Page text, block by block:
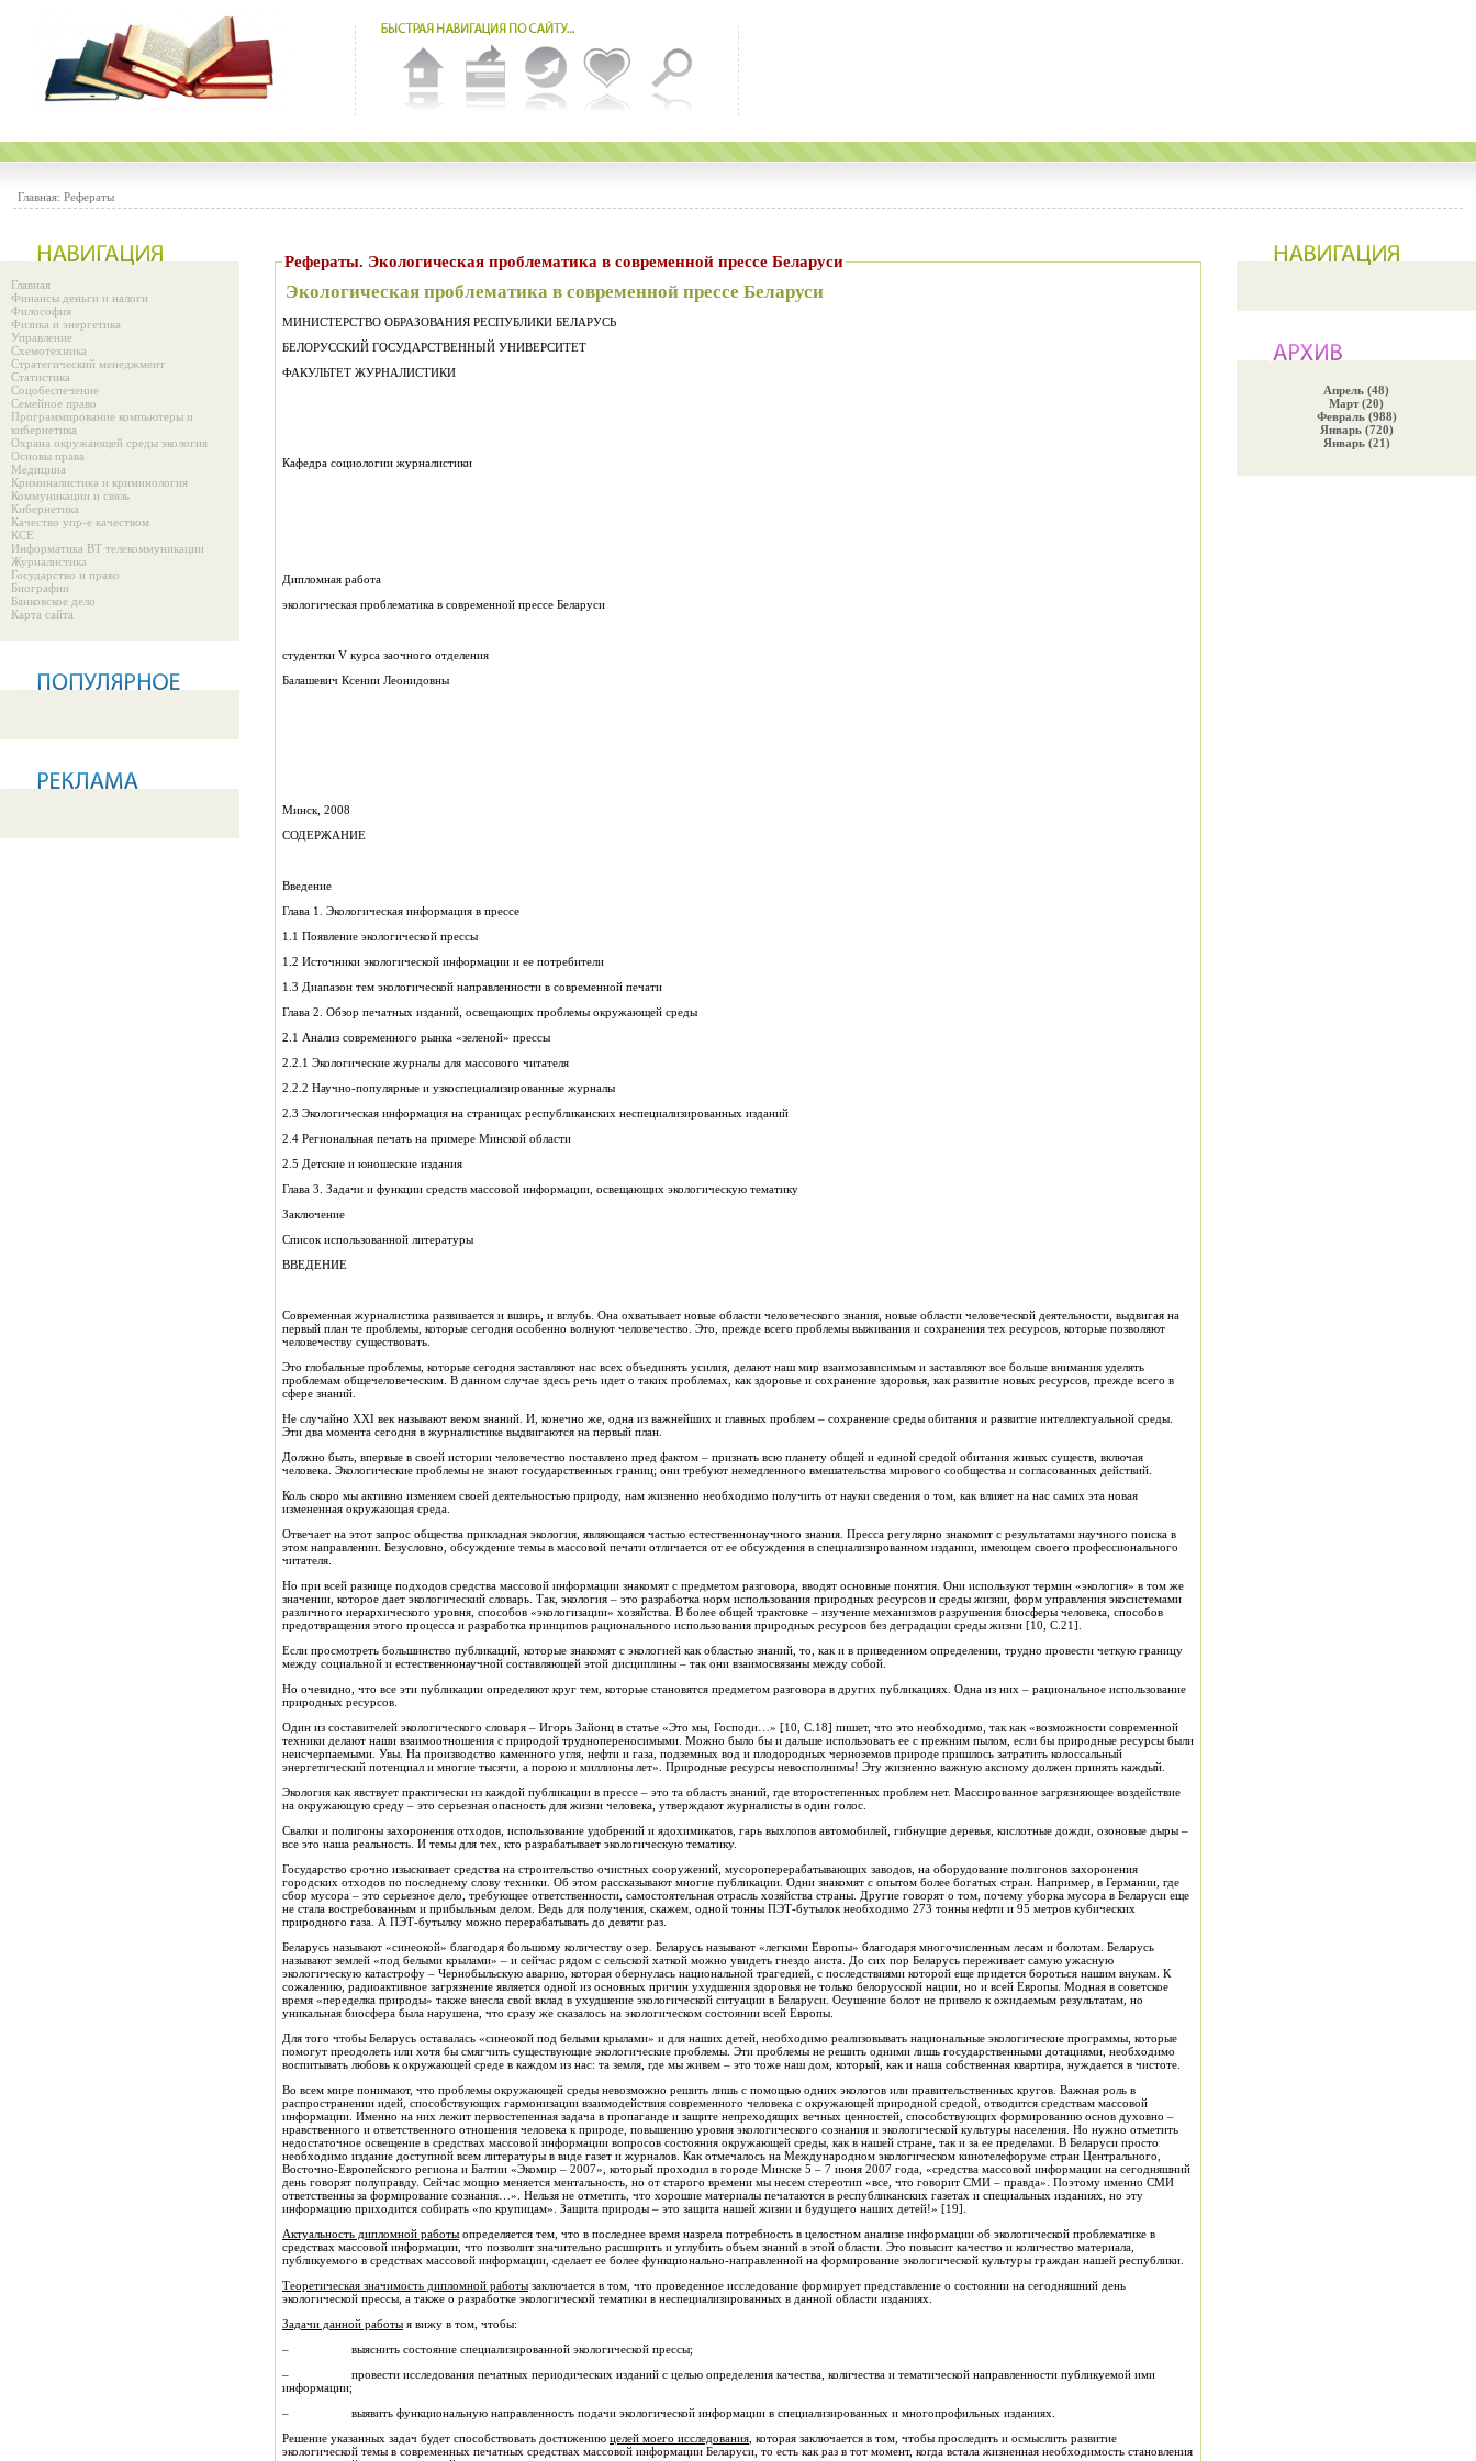
Главная: Рефераты
Главная
Финансы деньги и налоги
Философия
Физика и энергетика
Управление
Схемотехника
Стратегический менеджмент
Статистика
Соцобеспечение
Семейное право
Программирование компьютеры и
кибернетика
Охрана окружающей среды экология
Основы права
Медицина
Криминалистика и криминология
Коммуникации и связь
Кибернетика
Качество упр-е качеством
КСЕ
Информатика ВТ телекоммуникации
Журналистика
Государство и право
Биографии
Банковское дело
Карта сайта
Рефераты. Экологическая проблематика в современной прессе Беларуси
Экологическая проблематика в современной прессе Беларуси
МИНИСТЕРСТВО ОБРАЗОВАНИЯ РЕСПУБЛИКИ БЕЛАРУСЬ
БЕЛОРУССКИЙ ГОСУДАРСТВЕННЫЙ УНИВЕРСИТЕТ
ФАКУЛЬТЕТ ЖУРНАЛИСТИКИ
Кафедра социологии журналистики
Дипломная работа
экологическая проблематика в современной прессе Беларуси
студентки V курса заочного отделения
Балашевич Ксении Леонидовны
Минск, 2008
СОДЕРЖАНИЕ
Введение
Глава 1. Экологическая информация в прессе
1.1 Появление экологической прессы
1.2 Источники экологической информации и ее потребители
1.3 Диапазон тем экологической направленности в современной печати
Глава 2. Обзор печатных изданий, освещающих проблемы окружающей среды
2.1 Анализ современного рынка «зеленой» прессы
2.2.1 Экологические журналы для массового читателя
2.2.2 Научно-популярные и узкоспециализированные журналы
2.3 Экологическая информация на страницах республиканских неспециализированных изданий
2.4 Региональная печать на примере Минской области
2.5 Детские и юношеские издания
Глава 3. Задачи и функции средств массовой информации, освещающих экологическую тематику
Заключение
Список использованной литературы
ВВЕДЕНИЕ
Современная журналистика развивается и вширь, и вглубь. Она охватывает новые области человеческого знания, новые области человеческой деятельности, выдвигая на
первый план те проблемы, которые сегодня особенно волнуют человечество. Это, прежде всего проблемы выживания и сохранения тех ресурсов, которые позволяют
человечеству существовать.
Это глобальные проблемы, которые сегодня заставляют нас всех объединять усилия, делают наш мир взаимозависимым и заставляют все больше внимания уделять
проблемам общечеловеческим. В данном случае здесь речь идет о таких проблемах, как здоровье и сохранение здоровья, как развитие новых ресурсов, прежде всего в
сфере знаний.
Не случайно ХХІ век называют веком знаний. И, конечно же, одна из важнейших и главных проблем – сохранение среды обитания и развитие интеллектуальной среды.
Эти два момента сегодня в журналистике выдвигаются на первый план.
Должно быть, впервые в своей истории человечество поставлено пред фактом – признать всю планету общей и единой средой обитания живых существ, включая
человека. Экологические проблемы не знают государственных границ; они требуют немедленного вмешательства мирового сообщества и согласованных действий.
Коль скоро мы активно изменяем своей деятельностью природу, нам жизненно необходимо получить от науки сведения о том, как влияет на нас самих эта новая
измененная окружающая среда.
Отвечает на этот запрос общества прикладная экология, являющаяся частью естественнонаучного знания. Пресса регулярно знакомит с результатами научного поиска в
этом направлении. Безусловно, обсуждение темы в массовой печати отличается от ее обсуждения в специализированном издании, имеющем своего профессионального
читателя.
Но при всей разнице подходов средства массовой информации знакомят с предметом разговора, вводят основные понятия. Они используют термин «экология» в том же
значении, которое дает экологический словарь. Так, экология – это разработка норм использования природных ресурсов и среды жизни, форм управления экосистемами
различного иерархического уровня, способов «экологизации» хозяйства. В более общей трактовке – изучение механизмов разрушения биосферы человека, способов
предотвращения этого процесса и разработка принципов рационального использования природных ресурсов без деградации среды жизни [10, С.21].
Если просмотреть большинство публикаций, которые знакомят с экологией как областью знаний, то, как и в приведенном определении, трудно провести четкую границу
между социальной и естественнонаучной составляющей этой дисциплины – так они взаимосвязаны между собой.
Но очевидно, что все эти публикации определяют круг тем, которые становятся предметом разговора в других публикациях. Одна из них – рациональное использование
природных ресурсов.
Один из составителей экологического словаря – Игорь Зайонц в статье «Это мы, Господи…» [10, С.18] пишет, что это необходимо, так как «возможности современной
техники делают наши взаимоотношения с природой труднопереносимыми. Можно было бы и дальше использовать ее с прежним пылом, если бы природные ресурсы были
неисчерпаемыми. Увы. На производство каменного угля, нефти и газа, подземных вод и плодородных черноземов природе пришлось затратить колоссальный
энергетический потенциал и многие тысячи, а порою и миллионы лет». Природные ресурсы невосполнимы! Эту жизненно важную аксиому должен принять каждый.
Экология как явствует практически из каждой публикации в прессе – это та область знаний, где второстепенных проблем нет. Массированное загрязняющее воздействие
на окружающую среду – это серьезная опасность для жизни человека, утверждают журналисты в один голос.
Свалки и полигоны захоронения отходов, использование удобрений и ядохимикатов, гарь выхлопов автомобилей, гибнущие деревья, кислотные дожди, озоновые дыры –
все это наша реальность. И темы для тех, кто разрабатывает экологическую тематику.
Государство срочно изыскивает средства на строительство очистных сооружений, мусороперерабатывающих заводов, на оборудование полигонов захоронения
городских отходов по последнему слову техники. Об этом рассказывают многие публикации. Одни знакомят с опытом более богатых стран. Например, в Германии, где
сбор мусора – это серьезное дело, требующее ответственности, самостоятельная отрасль хозяйства страны. Другие говорят о том, почему уборка мусора в Беларуси еще
не стала востребованным и прибыльным делом. Ведь для получения, скажем, одной тонны ПЭТ-бутылок необходимо 273 тонны нефти и 95 метров кубических
природного газа. А ПЭТ-бутылку можно перерабатывать до девяти раз.
Беларусь называют «синеокой» благодаря большому количеству озер. Беларусь называют «легкими Европы» благодаря многочисленным лесам и болотам. Беларусь
называют землей «под белыми крылами» – и сейчас рядом с сельской хаткой можно увидеть гнездо аиста. До сих пор Беларусь переживает самую ужасную
экологическую катастрофу – Чернобыльскую аварию, которая обернулась национальной трагедией, с последствиями которой еще придется бороться нашим внукам. К
сожалению, радиоактивное загрязнение является одной из основных причин ухудшения здоровья не только белорусской нации, но и всей Европы. Модная в советское
время «переделка природы» также внесла свой вклад в ухудшение экологической ситуации в Беларуси. Осушение болот не привело к ожидаемым результатам, но
уникальная биосфера была нарушена, что сразу же сказалось на экологическом состоянии всей Европы.
Для того чтобы Беларусь оставалась «синеокой под белыми крылами» и для наших детей, необходимо реализовывать национальные экологические программы, которые
помогут преодолеть или хотя бы смягчить существующие экологические проблемы. Эти проблемы не решить одними лишь государственными дотациями, необходимо
воспитывать любовь к окружающей среде в каждом из нас: та земля, где мы живем – это тоже наш дом, который, как и наша собственная квартира, нуждается в чистоте.
Во всем мире понимают, что проблемы окружающей среды невозможно решить лишь с помощью одних экологов или правительственных кругов. Важная роль в
распространении идей, способствующих гармонизации взаимодействия современного человека с окружающей природной средой, отводится средствам массовой
информации. Именно на них лежит первостепенная задача в пропаганде и защите непреходящих вечных ценностей, способствующих формированию основ духовно –
нравственного и ответственного отношения человека к природе, повышению уровня экологического сознания и экологической культуры населения. Но нужно отметить
недостаточное освещение в средствах массовой информации вопросов состояния окружающей среды, как в нашей стране, так и за ее пределами. В Беларуси просто
необходимо издание доступной всем литературы в виде газет и журналов. Как отмечалось на Международном экологическом кинотелефоруме стран Центрального,
Восточно-Европейского региона и Балтии «Экомир – 2007», который проходил в городе Минске 5 – 7 июня 2007 года, «средства массовой информации на сегодняшний
день говорят полуправду. Сейчас мощно меняется ментальность, но от старого времени мы несем стереотип «все, что говорит СМИ – правда». Поэтому именно СМИ
ответственны за формирование сознания…». Нельзя не отметить, что хорошие материалы печатаются в республиканских газетах и специальных изданиях, но эту
информацию приходится собирать «по крупицам». Защита природы – это защита нашей жизни и будущего наших детей!» [19].
Актуальность дипломной работы определяется тем, что в последнее время назрела потребность в целостном анализе информации об экологической проблематике в
средствах массовой информации, что позволит значительно расширить и углубить объем знаний в этой области. Это повысит качество и количество материала,
публикуемого в средствах массовой информации, сделает ее более функционально-направленной на формирование экологической культуры граждан нашей республики.
Теоретическая значимость дипломной работы заключается в том, что проведенное исследование формирует представление о состоянии на сегодняшний день
экологической прессы, а также о разработке экологической тематики в неспециализированных в данной области изданиях.
Задачи данной работы я вижу в том, чтобы:
– выяснить состояние специализированной экологической прессы;
– провести исследования печатных периодических изданий с целью определения качества, количества и тематической направленности публикуемой ими
информации;
– выявить функциональную направленность подачи экологической информации в специализированных и многопрофильных изданиях.
Решение указанных задач будет способствовать достижению целей моего исследования , которая заключается в том, чтобы проследить и осмыслить развитие
экологической темы в современных печатных средствах массовой информации Беларуси, то есть как раз в тот момент, когда встала жизненная необходимость становления
Апрель (48)
Март (20)
Февраль (988)
Январь (720)
Январь (21)